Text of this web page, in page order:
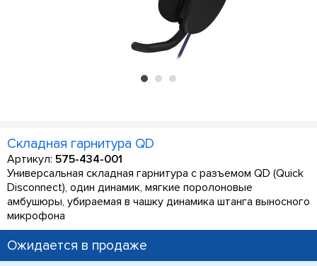
Складная гарнитура QD
Артикул: 575-434-001
Универсальная складная гарнитура с разъемом QD (Quick
Disconnect), один динамик, мягкие поролоновые
амбушюры, убираемая в чашку динамика штанга выносного
микрофона
Ожидается в продаже